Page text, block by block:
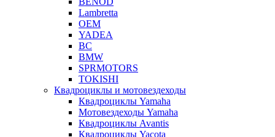
Lambretta
OEM
YADEA
BC
BMW
SPRMOTORS
TOKISHI
Квадроциклы и мотовездеходы
Квадроциклы Yamaha
Мотовездеходы Yamaha
Квадроциклы Avantis
Квадроциклы Yacota